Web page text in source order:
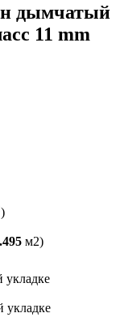
дымчатый
11 mm
)
м2)
укладке
укладке